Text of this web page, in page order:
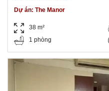
Dự án: The Manor
38 m²
1 phòng